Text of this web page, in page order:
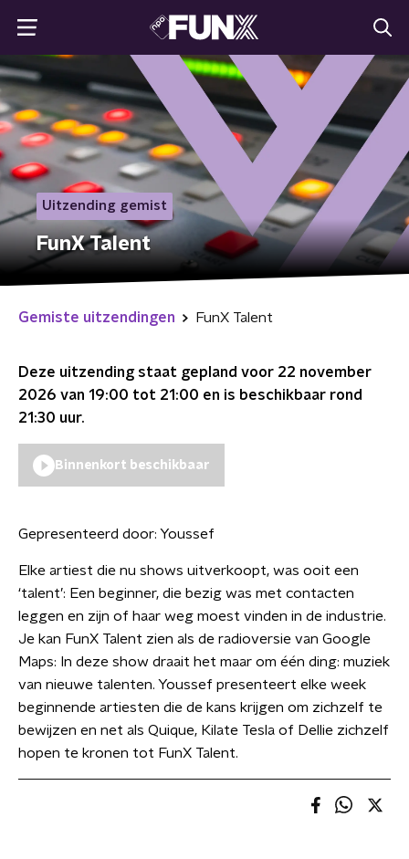
Uitzending gemist
FunX Talent
Gemiste uitzendingen FunX Talent
Deze uitzending staat gepland voor 22 november
2026 van 19:00 tot 21:00 en is beschikbaar rond
21:30 uur.
Binnenkort beschikbaar
Gepresenteerd door: Youssef
Elke artiest die nu shows uitverkoopt, was ooit een
‘talent’: Een beginner, die bezig was met contacten
leggen en zijn of haar weg moest vinden in de industrie.
Je kan FunX Talent zien als de radioversie van Google
Maps: In deze show draait het maar om één ding: muziek
van nieuwe talenten. Youssef presenteert elke week
beginnende artiesten die de kans krijgen om zichzelf te
bewijzen en net als Quique, Kilate Tesla of Dellie zichzelf
hopen te kronen tot FunX Talent.